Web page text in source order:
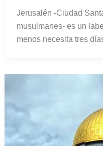
Jerusalén -Ciudad
musulmanes- es un
menos necesita tres